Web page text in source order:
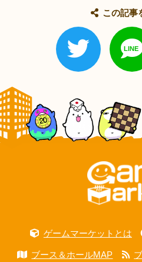
この記事
ゲームマーケットとは
ブース＆ホールMAP